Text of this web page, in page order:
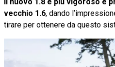
vecchio 1.6, dando
tirare per ottenere da questo